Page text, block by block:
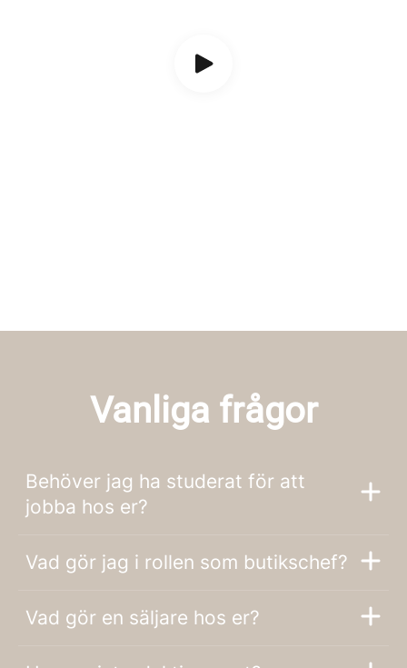
Vanliga frågor
Behöver jag ha studerat för att
jobba hos er?
Vad gör jag i rollen som butikschef?
Vad gör en säljare hos er?